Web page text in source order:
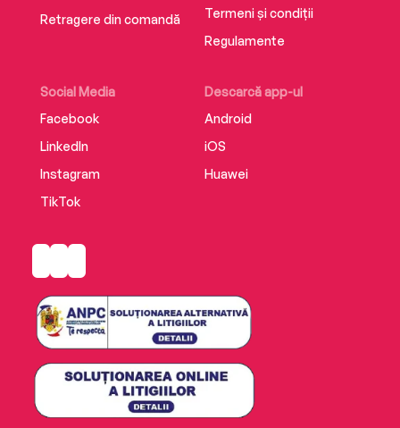
Retragere din comandă
Social Media
Facebook
LinkedIn
Instagram
TikTok
Descarcă app-ul
Android
iOS
Huawei
Termeni și condiții
Regulamente